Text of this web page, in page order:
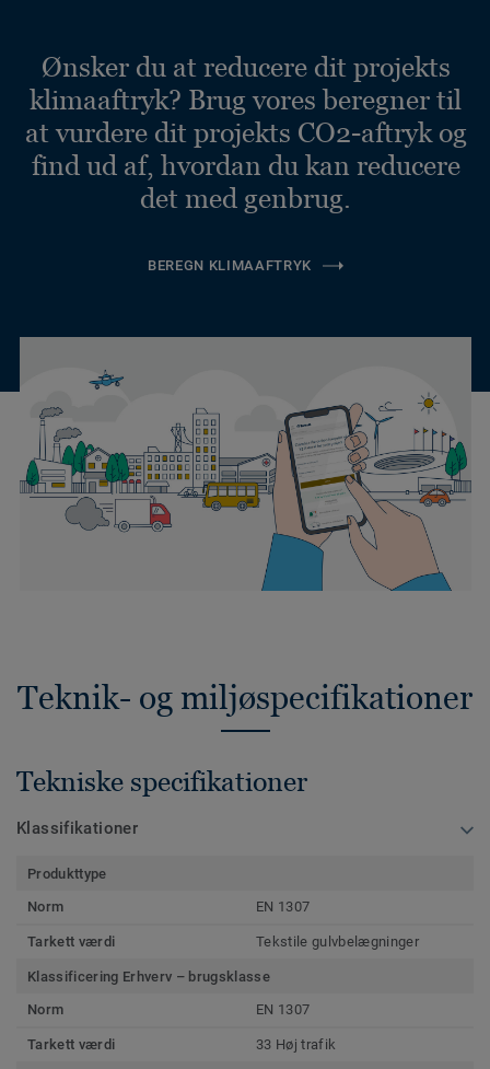
Ønsker du at reducere dit projekts
klimaaftryk? Brug vores beregner til
at vurdere dit projekts CO2-aftryk og
find ud af, hvordan du kan reducere
det med genbrug.
BEREGN KLIMAAFTRYK
Teknik- og miljøspecifikationer
Tekniske specifikationer
Klassifikationer
Produkttype
Norm
EN 1307
Tarkett værdi Tekstile gulvbelægninger
Klassificering Erhverv – brugsklasse
Norm
EN 1307
Tarkett værdi 33 Høj trafik